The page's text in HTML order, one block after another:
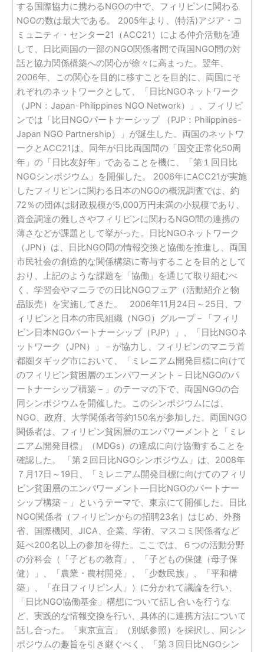
する国際協力に携わるNGOの中で、フィリピンに関わる
NGOの数は最大である。 2005年より、(特活)アジア・コ
ミュニティ・センター21（ACC21）による仲介活動を通
して、日比両国の一部のNGO関係者間で両国NGO間の対
話と協力関係構築への関心が徐々に高まった。翌年、
2006年、この関心を目的に移すことを目的に、両国にそ
れぞれのネットワークとして、「日比NGOネットワーク
（JPN：Japan-Philippines NGO Network）」、フィリピ
ンでは「比日NGOパートナーシップ （PJP：Philippines-
Japan NGO Partnership）」が誕生した。両国のネットワ
ークとACC21は、同年が日比両国間の「国交正常化50周
年」の「日比友好年」であることを機に、「第１回日比
NGOシンポジウム」を開催した。 2006年にACC21が実施
したフィリピンに関わる日本のNGOの概況調査では、約
72％の団体は財政規模が5,000万円未満の小規模であり、
資金調達の難しさやフィリピンに関わるNGO間の連携の
薄さなどが課題として挙がった。日比NGOネットワーク
（JPN）は、日比NGO間の情報交換と協働を推進し、両国
市民社会の創造的な関係構築に寄与することを目的として
おり、上記のような課題を「協働」を通じて取り組むべ
く、学習会やマニラでの日比NGOフェア（活動紹介と物
品販売）を実施してきた。 2006年11月24日～25日、フ
ィリピンと日本の市民組織（NGO）グループ－「フィリ
ピン日本NGOパートナーシップ（PJP）」、「日比NGOネ
ットワーク（JPN）」－が協力し、フィリピンのマニラ首
都圏タギッグ市において、「ミレニアム開発目標に向けて
のフィリピン貧困層のエンパワーメント－日比NGOのパ
ートナーシップ構築－」のテーマの下で、両国NGOの合
同シンポジウムを開催した。このシンポジウムには、
NGO、政府、大学関係者等約150名が参加した。両国NGO
関係者は、フィリピン貧困層のエンパワーメントと「ミレ
ニアム開発目標」（MDGs）の達成に向け協働することを
確認した。 「第２回日比NGOシンポジウム」は、2008年
７月17日～19日、「ミレニアム開発目標に向けてのフィリ
ピン貧困層のエンパワーメント―日比NGOのパートナー
シップ構築－」というテーマで、東京にて開催した。日比
NGO関係者（フィリピンからの招聘23名）はじめ、外務
省、国際機関、JICA、企業、学術、マスコミ関係者など
延べ200名以上の参加を得た。ここでは、６つの活動分野
の分科会（「子どもの教育」、「子どもの保健（母子保
健）」、「農業・農村開発」、「少数民族」、「平和構
築」、「在日フィリピン人」）に分かれて議論を行い、
「日比NGO協働基金」構想について話し合いを行うな
ど、実践的な情報交換を行い、具体的に連携方法について
話し合った。「東京宣言」（別紙参照）を採択し、同シン
ポジウムの趣旨を引き継ぐべく、「第３回日比NGOシン